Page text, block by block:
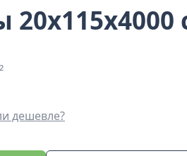
дешевле?